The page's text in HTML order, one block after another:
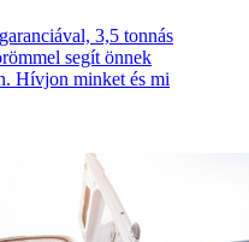
3,5 tonnás
segít önnek
Hívjon minket és mi